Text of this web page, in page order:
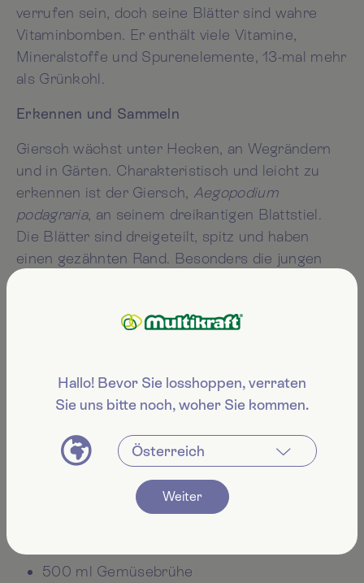
verrufen sein, doch seine Blätter sind wahre
Vitaminbomben. Er enthält viele Vitamine,
Mineralstoffe und Spurenelemente, 13-mal mehr
als Grünkohl.
Erkennen und Sammeln
Giersch wächst unter Hecken, an Wegrändern
und in Gärten. Charakteristisch und leicht zu
erkennen ist der Giersch, Aegopodium
podagraria, an seinem dreikantigen Blattstiel.
Die Blätter sind dreigeteilt, spitz und haben
einen gezähnten Rand. Besonders die jungen
geschleudert sind sie zwei Tage im Kühlschrank
Füllung in Strudeln, Quiche oder auf Pizza
schmeckt er hervorragend.
Erdäpfel-Giersch-Suppe
500 g Erdäpfel
500 ml Gemüsebrühe
Hallo! Bevor Sie losshoppen, verraten
Sie uns bitte noch, woher Sie kommen.
Weiter